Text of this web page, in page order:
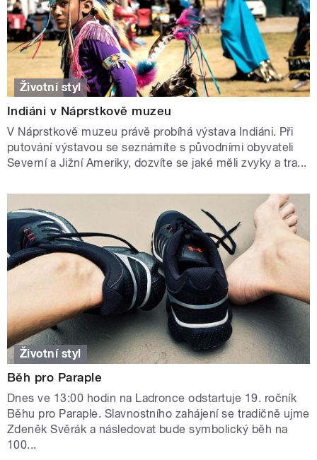
Životní styl
Indiáni v Náprstkově muzeu
V Náprstkově muzeu právě probíhá výstava Indiáni. Při
putování výstavou se seznámíte s původními obyvateli
Severní a Jižní Ameriky, dozvíte se jaké měli zvyky a tra...
Životní styl
Běh pro Paraple
Dnes ve 13:00 hodin na Ladronce odstartuje 19. ročník
Běhu pro Paraple. Slavnostního zahájení se tradičně ujme
Zdeněk Svěrák a následovat bude symbolický běh na
100...